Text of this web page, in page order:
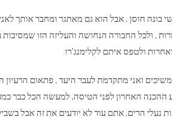
בונה חוסן , אבל הוא גם מאתגר ומחבר אותך
, ולכל החבורה הנחושה והעליזה הזו
ולטפס איתם לקלימנג'רו.
ואני מתקדמת לעבר היעד , פתאום הרעיון
ההכנה האחרון לפני הטיסה, למעשה הכל כבר
נעלי הרים, אתם עוד לא יודעים את זה אבל